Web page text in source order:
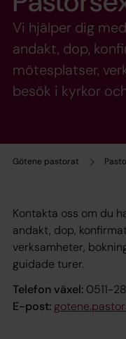
Götene pastorat
Vi hjälper dig
andakt, dop,
mötesplatser,
besök i kyrkor
Kontakta oss om du
andakt, dop,
verksamheter,
guidade turer.
Telefon växel: 0511-
E-post: